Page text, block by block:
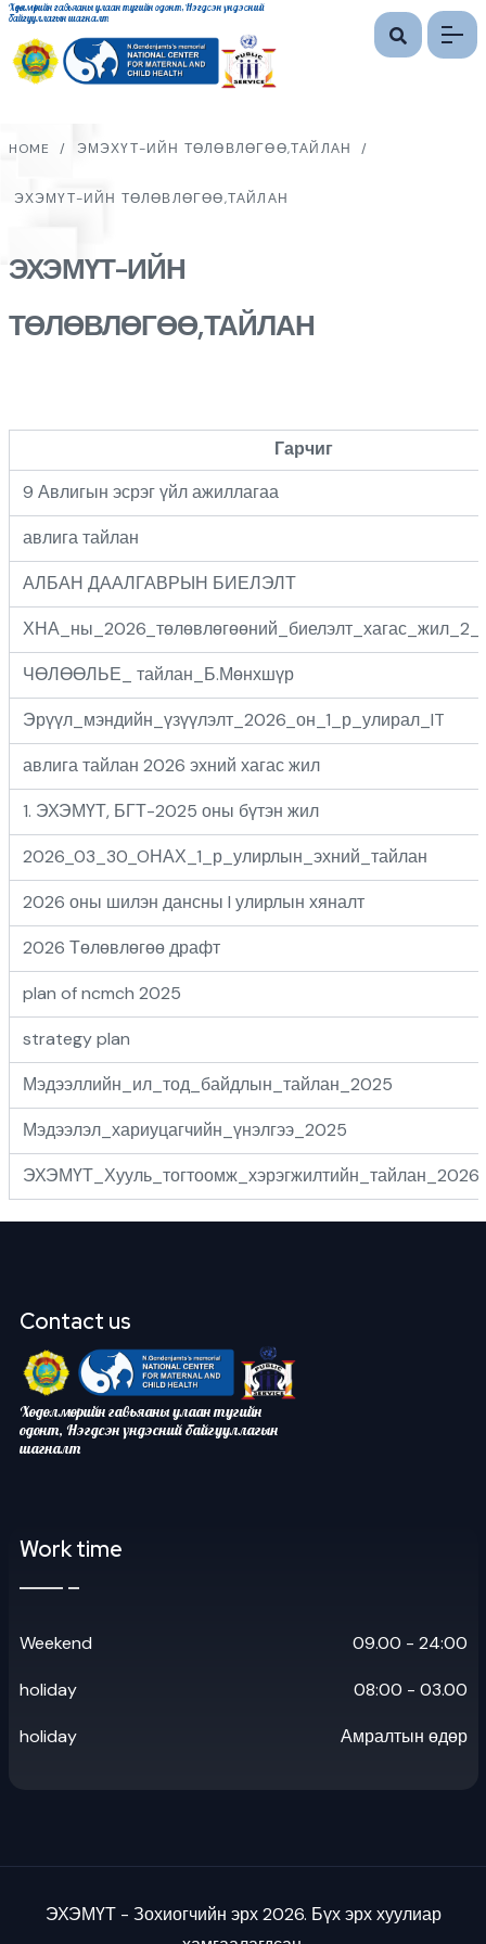
Хөдөлмөрийн гавьяаны улаан тугийн одонт, Нэгдсэн үндэсний
байгууллагын шагналт
HOME / ЭМЭХҮТ-ИЙН ТӨЛӨВЛӨГӨӨ,ТАЙЛАН /
ЭХЭМҮТ-ИЙН ТӨЛӨВЛӨГӨӨ,ТАЙЛАН
ЭХЭМҮТ-ИЙН
ТӨЛӨВЛӨГӨӨ,ТАЙЛАН
Гарчиг
9 Авлигын эсрэг үйл ажиллагаа
авлига тайлан
АЛБАН ДААЛГАВРЫН БИЕЛЭЛТ
ЧӨЛӨӨЛЬЕ_ тайлан_Б.Мөнхшүр
Эрүүл_мэндийн_үзүүлэлт_2026_он_1_р_улирал_IT
авлига тайлан 2026 эхний хагас жил
1. ЭХЭМҮТ, БГТ-2025 оны бүтэн жил
2026_03_30_OНАХ_1_р_улирлын_эхний_тайлан
2026 оны шилэн дансны I улирлын хяналт
2026 Төлөвлөгөө драфт
plan of ncmch 2025
strategy plan
Мэдээллийн_ил_тод_байдлын_тайлан_2025
Мэдээлэл_хариуцагчийн_үнэлгээ_2025
Contact us
Хөдөлмөрийн гавьяаны улаан тугийн
одонт, Нэгдсэн үндэсний байгууллагын
шагналт
Work time
Weekend 09.00 - 24:00
holiday 08:00 - 03.00
holiday Амралтын өдөр
ЭХЭМҮТ - Зохиогчийн эрх 2026. Бүх эрх хуулиар